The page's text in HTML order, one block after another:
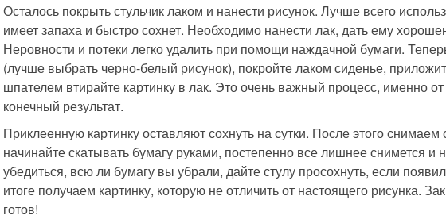
Осталось покрыть стульчик лаком и нанести рисунок. Лучше всего
имеет запаха и быстро сохнет. Необходимо нанести лак, дать ему
Неровности и потеки легко удалить при помощи наждачной бумаги.
(лучше выбрать черно-белый рисунок), покройте лаком сиденье,
шпателем втирайте картинку в лак. Это очень важный процесс, именно от
конечный результат.
Приклеенную картинку оставляют сохнуть на сутки. После этого
начинайте скатывать бумагу руками, постепенно все лишнее снимется и
убедиться, всю ли бумагу вы убрали, дайте стулу просохнуть, если
итоге получаем картинку, которую не отличить от настоящего рисунка.
готов!